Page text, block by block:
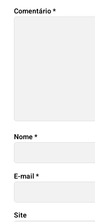
Comentário*
Nome*
E-mail*
Site